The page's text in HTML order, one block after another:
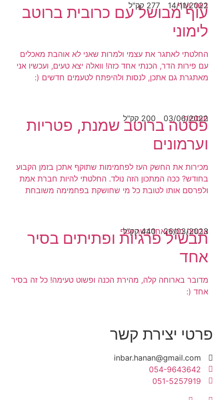
עוף מבושל עם כרובית ברוטב
לימוני
החלטתי לאתגר את עצמי ולמרות שאני לא אוהבת מאכלים
עם פירות הדר, הכנתי אחד כזה! וואלה יצא טעים, ועכשיו אני
מאתגרת גם אתכן, לנסות ולהיפתח לטעמים חדשים (:
בשר ועוף
14/11/2022 277 קק"ל
פסטה ברוטב שמנת, פטריות
וערמונים
מכירות את החשק העז לפחמימות שתוקף אתכן בזמן הקבוע
בחודש? ככה המתכון הזה נולד. החלטתי להיות חברת אמת
ולפרסם אותו לטובת כל מי שחושקת בפחמימה משובחת
תוספות
03/06/2022 200 קק"ל
תבשיל פרגיות ופתיתים בסיר
אחד
מדובר בארוחה קלה, מהירת הכנה ופשוט טעימה! כל זה בסיר
אחד (:
ארוחה בסיר אחדבשר ועוף 26/03/2023 440 קק"ל
פרטי יצירת קשר
inbar.hanan@gmail.com
054-9643642
051-5257919